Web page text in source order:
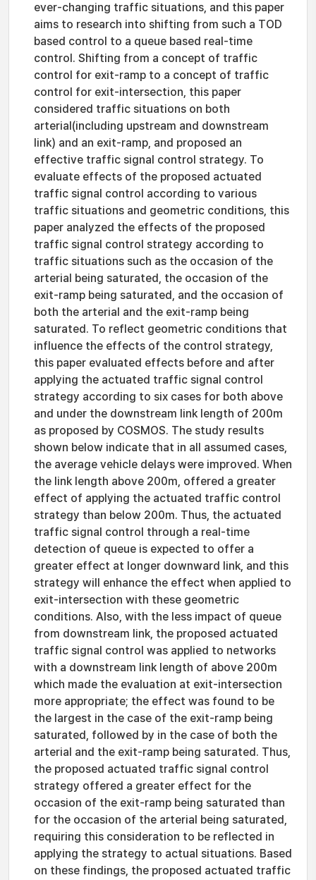
ever-changing traffic situations, and this paper
aims to research into shifting from such a TOD
based control to a queue based real-time
control. Shifting from a concept of traffic
control for exit-ramp to a concept of traffic
control for exit-intersection, this paper
considered traffic situations on both
arterial(including upstream and downstream
link) and an exit-ramp, and proposed an
effective traffic signal control strategy. To
evaluate effects of the proposed actuated
traffic signal control according to various
traffic situations and geometric conditions, this
paper analyzed the effects of the proposed
traffic signal control strategy according to
traffic situations such as the occasion of the
arterial being saturated, the occasion of the
exit-ramp being saturated, and the occasion of
both the arterial and the exit-ramp being
saturated. To reflect geometric conditions that
influence the effects of the control strategy,
this paper evaluated effects before and after
applying the actuated traffic signal control
strategy according to six cases for both above
and under the downstream link length of 200m
as proposed by COSMOS. The study results
shown below indicate that in all assumed cases,
the average vehicle delays were improved. When
the link length above 200m, offered a greater
effect of applying the actuated traffic control
strategy than below 200m. Thus, the actuated
traffic signal control through a real-time
detection of queue is expected to offer a
greater effect at longer downward link, and this
strategy will enhance the effect when applied to
exit-intersection with these geometric
conditions. Also, with the less impact of queue
from downstream link, the proposed actuated
traffic signal control was applied to networks
with a downstream link length of above 200m
which made the evaluation at exit-intersection
more appropriate; the effect was found to be
the largest in the case of the exit-ramp being
saturated, followed by in the case of both the
arterial and the exit-ramp being saturated. Thus,
the proposed actuated traffic signal control
strategy offered a greater effect for the
occasion of the exit-ramp being saturated than
for the occasion of the arterial being saturated,
requiring this consideration to be reflected in
applying the strategy to actual situations. Based
on these findings, the proposed actuated traffic